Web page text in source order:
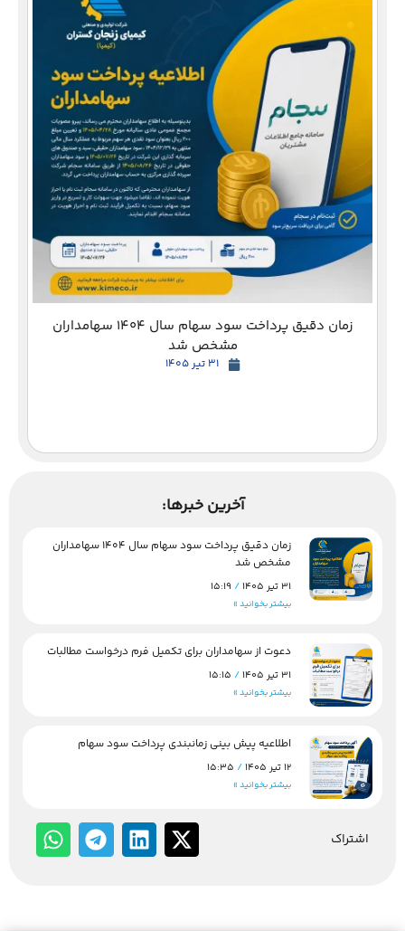
زمان دقیق پرداخت سود سهام سال 1404 سهامداران
مشخص شد
31 تیر 1405
اشتراک
آخرین خبرها:
زمان دقیق پرداخت سود سهام سال 1404 سهامداران
مشخص شد
31 تیر 1405
بیشتر بخوانید »
دعوت از سهامداران برای تکمیل فرم درخواست مطالبات
31 تیر 1405
بیشتر بخوانید »
اطلاعیه پیش بینی زمانبندی پرداخت سود سهام
12 تیر 1405
بیشتر بخوانید »